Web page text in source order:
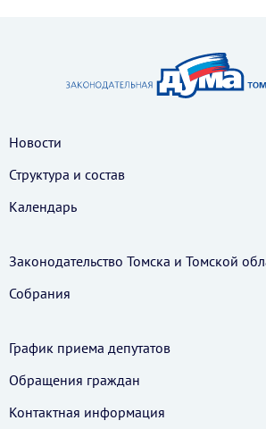
Новости
Структура и состав
Календарь
Законодательство Томска и Томской
Собрания
График приема депутатов
Обращения граждан
Контактная информация